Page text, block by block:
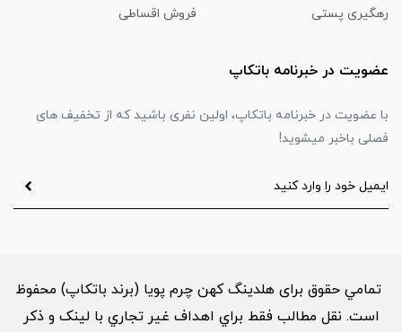
رهگیری پستی فروش اقساطی
عضویت در خبرنامه باتکاپ
با عضویت در خبرنامه باتکاپ، اولین نفری باشید که از تخفیف های
فصلی باخبر میشوید!
تمامي حقوق برای هلدینگ کهن چرم پویا (برند باتکاپ) محفوظ
است. نقل مطالب فقط براي اهداف غير تجاري با لینک و ذکر